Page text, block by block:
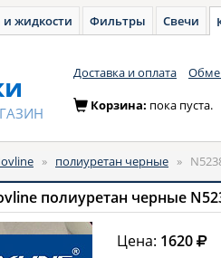
жидкости Фильтры Свечи
Доставка и оплата
Корзина: пока пуста.
» полиуретан черные »
полиуретан черные
Цена: 1620